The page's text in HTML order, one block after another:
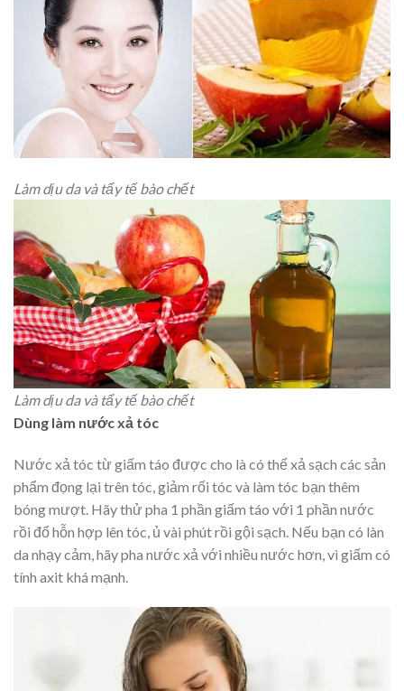
Làm dịu da và tẩy tế bào chết
Làm dịu da và tẩy tế bào chết
Dùng làm nước xả tóc
Nước xả tóc từ giấm táo được cho là có thể xả sạch các sản
phẩm đọng lại trên tóc, giảm rối tóc và làm tóc bạn thêm
bóng mượt. Hãy thử pha 1 phần giấm táo với 1 phần nước
rồi đổ hỗn hợp lên tóc, ủ vài phút rồi gội sạch. Nếu bạn có làn
da nhạy cảm, hãy pha nước xả với nhiều nước hơn, vì giấm có
tính axit khá mạnh.